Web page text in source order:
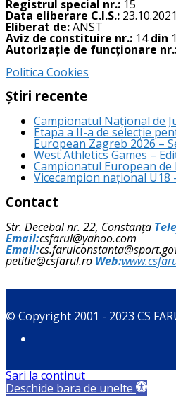
Registrul special nr.: 15
Data eliberare C.I.S.: 23.10.2021
Eliberat de:ANST
Aviz de constituire nr.: 14din
Autorizație de funcționare
Politica Cookies
Știri recente
Campionatul Național de
Etapa a II-a de selecție
European Zagreb 2026 –
West Athletics Games –
Campionatul European de
Vicecampion național U18
Contact
Str. Decebal nr. 22, Constanța
Email:csfarul@yahoo.com
Email:
petitie@csfarul.ro Web:
© Copyright 2001 - 2023 CS
Sari la conținut
Deschide bara de unelte